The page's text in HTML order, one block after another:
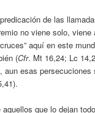
de las
no viene solo, viene
aquí en este
(Cfr. Mt 16,24; Lc
aun esas persecuciones
que lo dejan